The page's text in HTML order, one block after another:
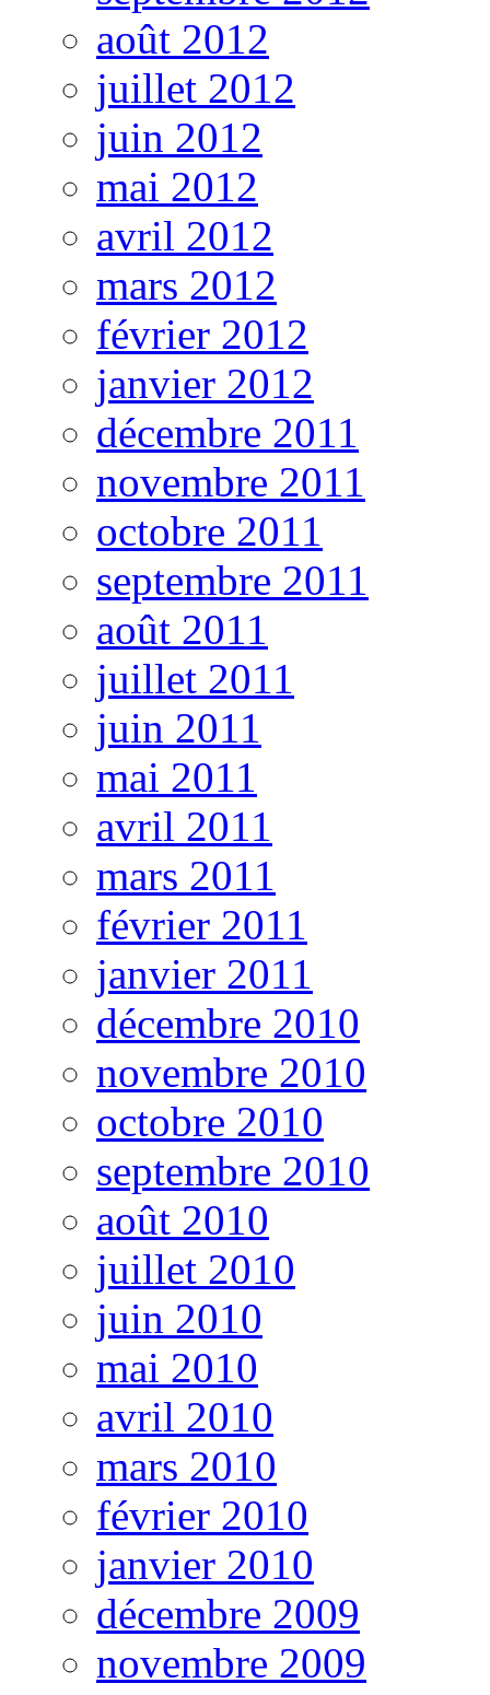
août 2012
juillet 2012
juin 2012
mai 2012
avril 2012
mars 2012
février 2012
janvier 2012
décembre 2011
novembre 2011
octobre 2011
septembre 2011
août 2011
juillet 2011
juin 2011
mai 2011
avril 2011
mars 2011
février 2011
janvier 2011
décembre 2010
novembre 2010
octobre 2010
septembre 2010
août 2010
juillet 2010
juin 2010
mai 2010
avril 2010
mars 2010
février 2010
janvier 2010
décembre 2009
novembre 2009